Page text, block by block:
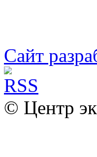
Сайт
© Центр